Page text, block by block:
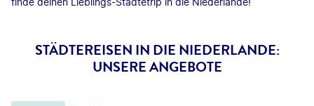
STÄDTEREISEN IN DIE NIEDERLANDE:
UNSERE ANGEBOTE